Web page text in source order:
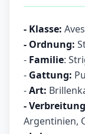
- Klasse:
- Ordnung:
- Familie:
- Gattung:
-Art:
-
Argentinien,